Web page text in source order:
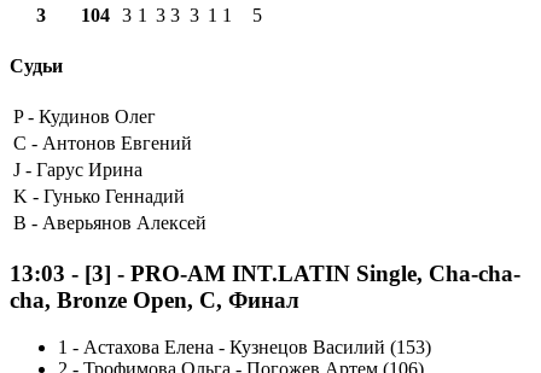
3
104 3 1 3 3 3 1 1 5
Судьи
P - Кудинов Олег
C - Антонов Евгений
J - Гарус Ирина
K - Гунько Геннадий
B - Аверьянов Алексей
13:03 - [3] - PRO-AM INT.LATIN Single, Cha-cha-
cha, Bronze Open, C, Финал
1 - Астахова Елена - Кузнецов Василий (153)
2 - Трофимова Ольга - Погожев Артем (106)